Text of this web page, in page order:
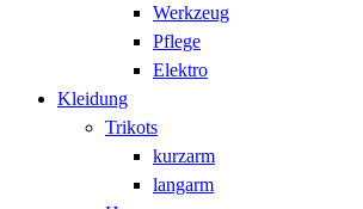
Werkzeug
Pflege
Elektro
Kleidung
Trikots
kurzarm
langarm